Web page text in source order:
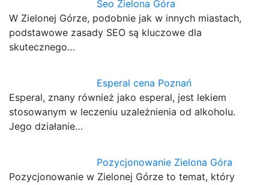
Seo Zielona Góra
W Zielonej Górze, podobnie jak w innych miastach,
podstawowe zasady SEO są kluczowe dla
skutecznego…
Esperal cena Poznań
Esperal, znany również jako esperal, jest lekiem
stosowanym w leczeniu uzależnienia od alkoholu.
Jego działanie…
Pozycjonowanie Zielona Góra
Pozycjonowanie w Zielonej Górze to temat, który